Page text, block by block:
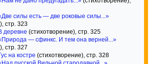
силы есть — две роковые силы...»
стр. 323
деревне (стихотворение), стр. 325
— сфинкс. И тем она верней...»
стр. 327
на костре (стихотворение), стр. 328